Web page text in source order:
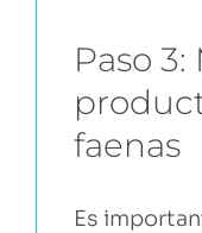
Paso
faenas
Es